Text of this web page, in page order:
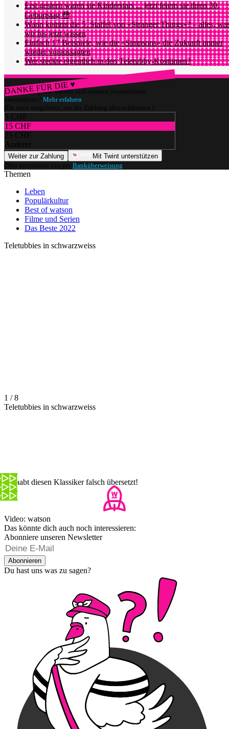
Erst gestern waren sie Kinderstars ... jetzt feiern sie ihren 30.
Geburtstag 😳
Wann kommt die 5. Staffel von «Stranger Things»? – alles,
wir bis jetzt wissen
Einfach 17 Beispiele, wie die «Simpsons» die Zukunft immer
wieder voraussagten
Wer steckte eigentlich in den Teletubby-Kostümen?
DANKE FÜR DIE ♥
Würdest du gerne watson und unseren Journalismus
unterstützen? Mehr erfahren
(Du wirst umgeleitet, um die Zahlung abzuschliessen.)
5 CHF
15 CHF
25 CHF
Anderer
Weiter zur Zahlung
Mit Twint unterstützen
Oder unterstütze uns per Banküberweisung
Themen
Leben
Populärkultur
Best of watson
Filme und Serien
Das Beste 2022
Teletubbies in schwarzweiss
1 / 8
Teletubbies in schwarzweiss
Ihr habt diesen Klassiker falsch übersetzt!
Video: watson
Das könnte dich auch noch interessieren:
Abonniere unseren Newsletter
Abonnieren
Du hast uns was zu sagen?